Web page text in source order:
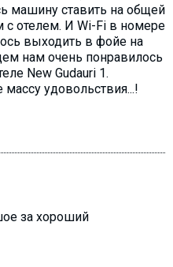
машину ставить на общей
с отелем. И Wi-Fi в номере
выходить в фойе на
нам очень понравилось
New Gudauri 1.
удовольствия...!
за хороший